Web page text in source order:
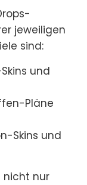
jeweiligen
sind:
und
Pläne
Skins und
nicht nur